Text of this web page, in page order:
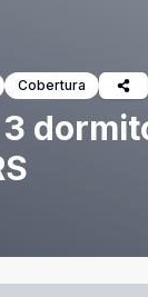
Cobertura